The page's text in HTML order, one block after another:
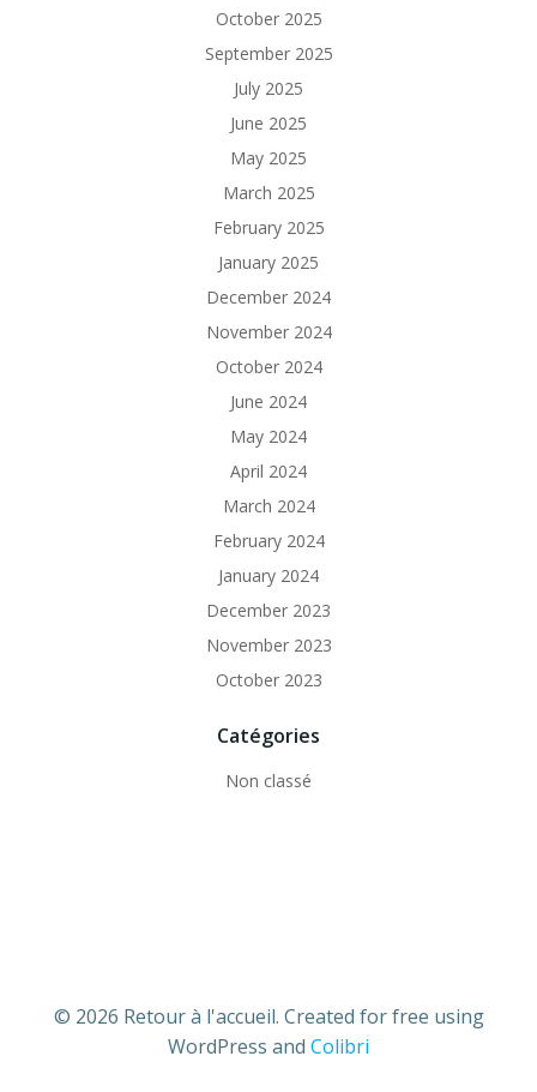
October 2025
September 2025
July 2025
June 2025
May 2025
March 2025
February 2025
January 2025
December 2024
November 2024
October 2024
June 2024
May 2024
April 2024
March 2024
February 2024
January 2024
December 2023
November 2023
October 2023
Catégories
Non classé
© 2026 Retour à l'accueil. Created for free using
WordPress and Colibri